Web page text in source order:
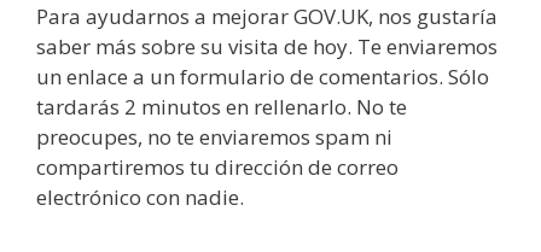
Para ayudarnos a mejorar GOV.UK, nos gustaría
saber más sobre su visita de hoy. Te enviaremos
un enlace a un formulario de comentarios. Sólo
tardarás 2 minutos en rellenarlo. No te
preocupes, no te enviaremos spam ni
compartiremos tu dirección de correo
electrónico con nadie.